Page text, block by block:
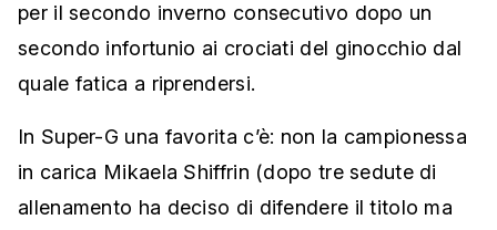
per il secondo inverno consecutivo dopo un
secondo infortunio ai crociati del ginocchio dal
quale fatica a riprendersi.
In Super-G una favorita c’è: non la campionessa
in carica Mikaela Shiffrin (dopo tre sedute di
allenamento ha deciso di difendere il titolo ma